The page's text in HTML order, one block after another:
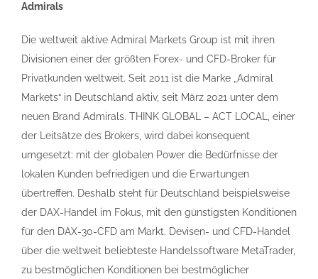
Admirals
Die weltweit aktive Admiral Markets Group ist mit ihren
Divisionen einer der größten Forex- und CFD-Broker für
Privatkunden weltweit. Seit 2011 ist die Marke „Admiral
Markets“ in Deutschland aktiv, seit März 2021 unter dem
neuen Brand Admirals. THINK GLOBAL – ACT LOCAL, einer
der Leitsätze des Brokers, wird dabei konsequent
umgesetzt: mit der globalen Power die Bedürfnisse der
lokalen Kunden befriedigen und die Erwartungen
übertreffen. Deshalb steht für Deutschland beispielsweise
der DAX-Handel im Fokus, mit den günstigsten Konditionen
für den DAX-30-CFD am Markt. Devisen- und CFD-Handel
über die weltweit beliebteste Handelssoftware MetaTrader,
zu bestmöglichen Konditionen bei bestmöglicher